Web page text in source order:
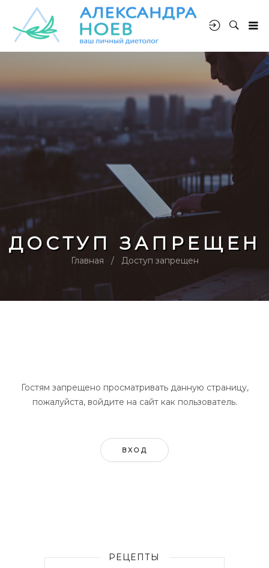
ДОСТУП ЗАПРЕЩЕН
Главная Доступ запрещен
Гостям запрещено просматривать данную страницу,
пожалуйста, войдите на сайт как пользователь.
ВХОД
РЕЦЕПТЫ